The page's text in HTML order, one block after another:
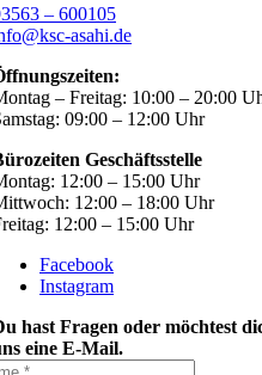
– 600105
asahi.de
– Freitag: 10:00 – 20:00
09:00 – 12:00 Uhr
Geschäftsstelle
12:00 – 15:00 Uhr
12:00 – 18:00 Uhr
12:00 – 15:00 Uhr
Facebook
Instagram
hast Fragen oder möchtest
eine E-Mail.